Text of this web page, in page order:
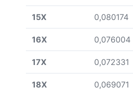
15X 0,080174
16X 0,076004
17X 0,072331
18X 0,069071